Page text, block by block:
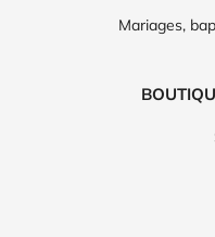
Mariages,